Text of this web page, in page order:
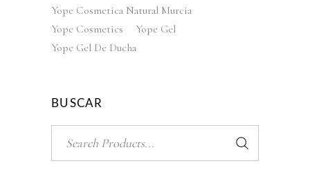
Yope Cosmetica Natural Murcia
Yope Cosmetics
Yope Gel
Yope Gel De Ducha
BUSCAR